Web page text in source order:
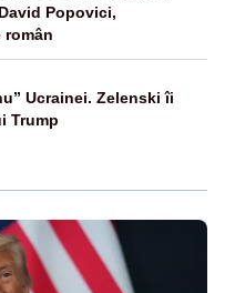
Popovici,
român
Ucrainei. Zelenski îi
Trump